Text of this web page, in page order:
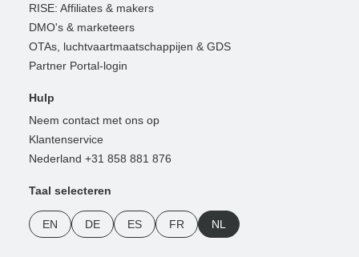
RISE: Affiliates & makers
DMO's & marketeers
OTAs, luchtvaartmaatschappijen & GDS
Partner Portal-login
Hulp
Neem contact met ons op
Klantenservice
Nederland +31 858 881 876
Taal selecteren
EN DE ES FR NL